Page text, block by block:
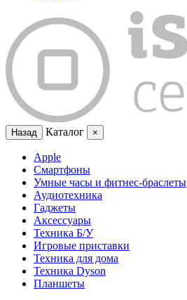
Назад Каталог ×
Apple
Смартфоны
Умные часы и фитнес-браслеты
Аудиотехника
Гаджеты
Аксессуары
Техника Б/У
Игровые приставки
Техника для дома
Техника Dyson
Планшеты